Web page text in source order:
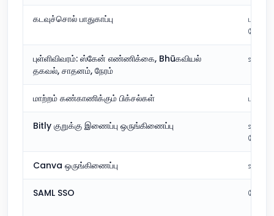
கடவுச்சொல் பாதுகாப்பு
பணம்
புள்ளிவிவரம்: ஸ்கேன் எண்ணிக்கை, Bhūகவியல்
தகவல், சாதனம், நேரம்
மாற்றம் கண்காணிக்கும் பிக்சல்கள் பணம்
Bitly குறுக்கு இணைப்பு ஒருங்கிணைப்பு
Canva ஒருங்கிணைப்பு
SAML SSO